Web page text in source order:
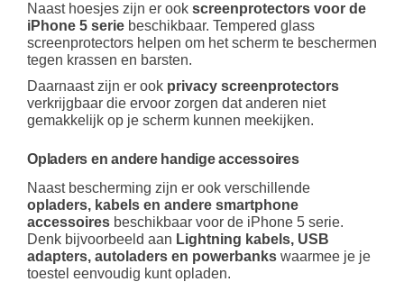
Naast hoesjes zijn er ook screenprotectors voor de
iPhone 5 serie beschikbaar. Tempered glass
screenprotectors helpen om het scherm te beschermen
tegen krassen en barsten.
Daarnaast zijn er ook privacy screenprotectors
verkrijgbaar die ervoor zorgen dat anderen niet
gemakkelijk op je scherm kunnen meekijken.
Opladers en andere handige accessoires
Naast bescherming zijn er ook verschillende
opladers, kabels en andere smartphone
accessoires beschikbaar voor de iPhone 5 serie.
Denk bijvoorbeeld aan Lightning kabels, USB
adapters, autoladers en powerbanks waarmee je je
toestel eenvoudig kunt opladen.